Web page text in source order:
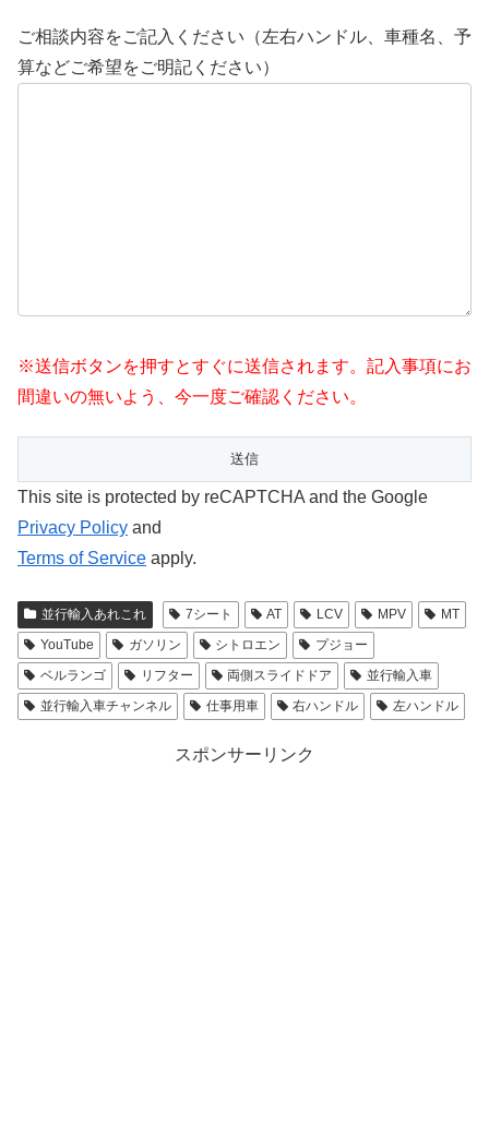
ご相談内容をご記入ください（左右ハンドル、車種名、予
算などご希望をご明記ください）
※送信ボタンを押すとすぐに送信されます。記入事項にお
間違いの無いよう、今一度ご確認ください。
This site is protected by reCAPTCHA and the Google
Privacy Policy and
Terms of Service apply.
並行輸入あれこれ 7シート AT LCV MPV
MT
YouTube
ガソリン シトロエン
プジョー
ベルランゴ
リフター 両側スライドドア
並行輸入車
並行輸入車チャンネル
仕事用車 右ハンドル 左ハンドル
スポンサーリンク